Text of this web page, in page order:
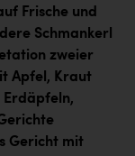
Frische und
Schmankerl
zweier
Apfel, Kraut
Erdäpfeln,
Gericht mit